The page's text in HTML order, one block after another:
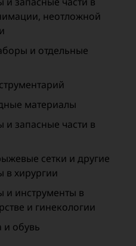
неотложной
и отдельные
материалы
запасные части в
сетки и другие
в хирургии
и инструменты в
и гинекологии
обувь